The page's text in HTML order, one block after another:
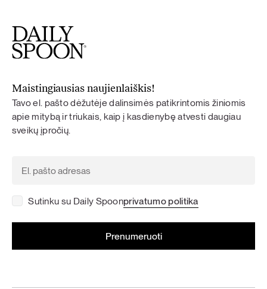
Maistingiausias naujienlaiškis!
Tavo el. pašto dėžutėje dalinsimės patikrintomis žiniomis
apie mitybą ir triukais, kaip į kasdienybę atvesti daugiau
sveikų įpročių.
Sutinku su Daily Spoonprivatumo politika